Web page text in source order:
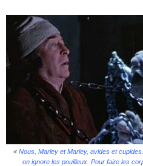
« Nous, Marley et Marley, avides et
on ignore les pouilleux. Pour faire les